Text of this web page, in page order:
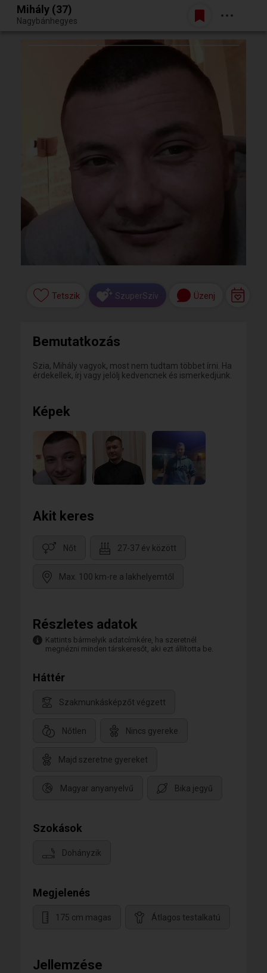
Egy jó randiból bármi lehet.
Belépés
Mihály (37)
Nagybánhegyes
Tetszik SzuperSzív Üzenj
Bemutatkozás
Szia, Mihály vagyok, most nem tudtam többet írni. Ha
érdekellek, írj vagy jelölj kedvencnek és ismerkedjünk.
Képek
Akit keres
Nőt 27-37 év között
Max. 100 km-re a lakhelyemtől
Részletes adatok
Kattints bármelyik adatcímkére, ha szeretnél
megnézni minden társkeresőt, aki ezt állította be.
Háttér
Szakmunkásképzőt végzett
Nőtlen Nincs gyereke
Majd szeretne gyereket
Magyar anyanyelvű Bika jegyű
Szokások
Dohányzik
Megjelenés
175 cm magas Átlagos testalkatú
Jellemzése